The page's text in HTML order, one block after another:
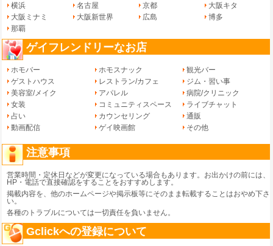
横浜
名古屋 京都
大阪キタ
大阪ミナミ
大阪新世界 広島
博多
那覇
ゲイフレンドリーなお店
ホモバー ホモスナック
観光バー
ゲストハウス
レストラン/カフェ
ジム・習い事
美容室/メイク
アパレル
病院/クリニック
女装
コミュニティスペース
ライブチャット
占い
カウンセリング
通販
動画配信
ゲイ映画館 その他
注意事項
営業時間・定休日などが変更になっている場合もあります。お出かけの前には、
HP・電話で直接確認をすることをおすすめします。
掲載内容を、他のホームページや掲示板等にそのまま転載することはおやめ下さ
い。
各種のトラブルについては一切責任を負いません。
Gclickへの登録について